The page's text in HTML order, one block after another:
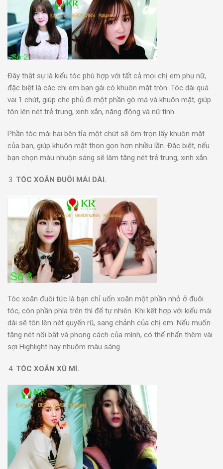
Đây thật sự là kiểu tóc phù hợp với tất cả mọi chị em phụ nữ,
đặc biệt là các chi em bạn gái có khuôn mặt tròn. Tóc dài quá
vai 1 chút, giúp che phủ đi một phần gò má và khuôn mặt, giúp
tôn lên nét trẻ trung, xinh xắn, năng động và nữ tính.
Phần tóc mái hai bên tỉa một chút sẽ ôm trọn lấy khuôn mặt
của bạn, giúp khuôn mặt thon gọn hơn nhiều lần. Đặc biệt, nếu
bạn chọn màu nhuộn sáng sẽ làm tăng nét trẻ trung, xinh xắn.
TÓC XOĂN ĐUÔI MÁI DÀI.
Tóc xoăn đuôi tức là bạn chỉ uốn xoăn một phần nhỏ ở đuôi
tóc, còn phần phía trên thì để tự nhiên. Khi kết hợp với kiểu mái
dài sẽ tôn lên nét quyến rũ, sang chảnh của chị em. Nếu muốn
tăng nét nổi bật và phong cách của mình, có thể nhấn thêm vài
sợi Highlight hay nhuộm màu sáng.
TÓC XOĂN XÙ MÌ.